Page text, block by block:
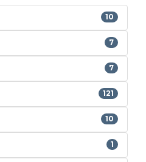
10
7
7
121
10
1